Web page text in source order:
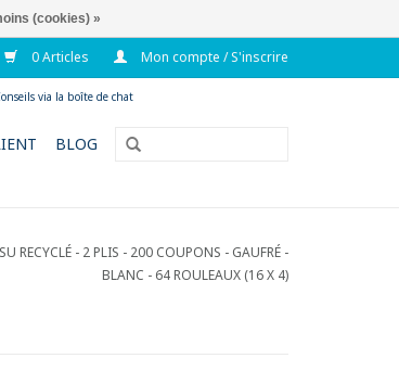
0 Articles Mon compte / S'inscrire
via la boîte de chat
BLOG
RECYCLÉ - 2 PLIS - 200 COUPONS - GAUFRÉ -
BLANC - 64 ROULEAUX (16 X 4)
(cookies) »